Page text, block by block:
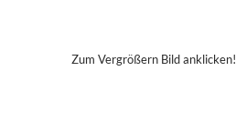
zu
Zum Vergrößern Bild anklicken!